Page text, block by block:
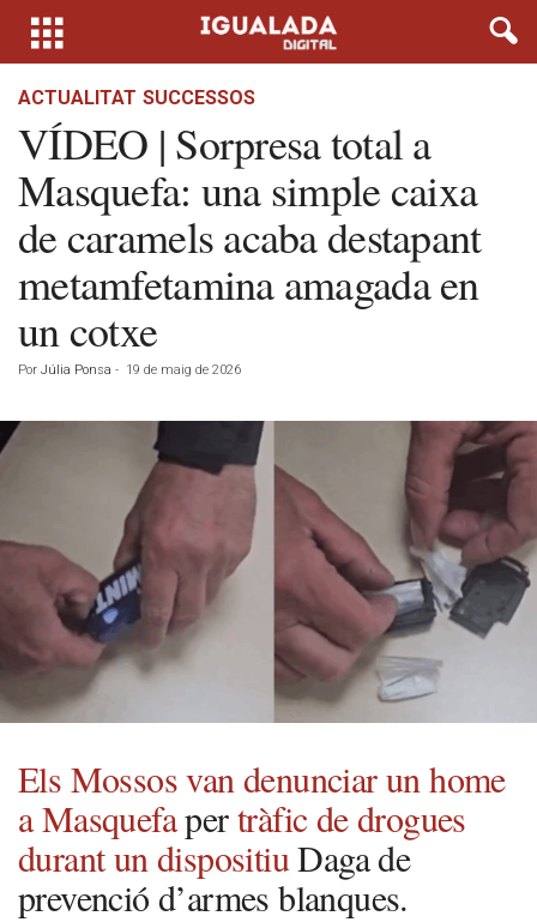
ACTUALITAT SUCCESSOS
VÍDEO | Sorpresa total a
Masquefa: una simple caixa
de caramels acaba destapant
metamfetamina amagada en
un cotxe
Por Júlia Ponsa - 19 de maig de 2026
Els Mossos van denunciar un home
a Masquefapertràfic de drogues
durant un dispositiuDaga de
prevenció d’armes blanques.